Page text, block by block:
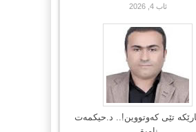
ئاب 4, 2026
تێی کەوتووین!.. د.حیکمەت